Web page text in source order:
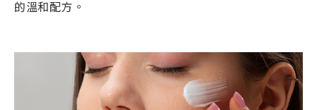
的溫和配方。